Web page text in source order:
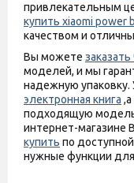
привлекательным
купить xiaomi power
качеством и
Вы можете
моделей, и мы
надежную упаковку.
электронная книга
подходящую
интернет-магазине
купить по
нужные функции